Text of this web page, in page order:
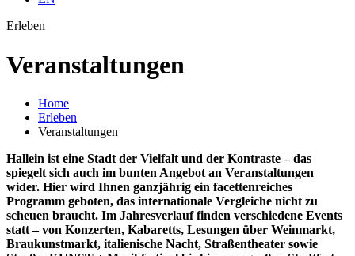
Erleben
Veran­staltungen
Home
Erleben
Veranstaltungen
Hallein ist eine Stadt der Vielfalt und der Kontraste – das
spiegelt sich auch im bunten Angebot an Veranstaltungen
wider. Hier wird Ihnen ganzjährig ein facettenreiches
Programm geboten, das internationale Vergleiche nicht zu
scheuen braucht. Im Jahresverlauf finden verschiedene Events
statt – von Konzerten, Kabaretts, Lesungen über Weinmarkt,
Braukunstmarkt, italienische Nacht, Straßentheater sowie